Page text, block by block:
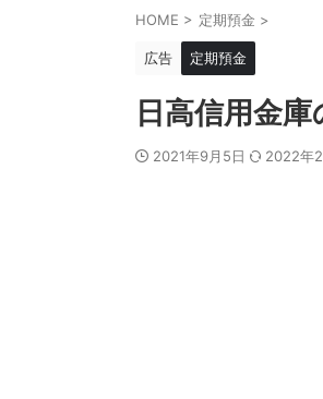
HOME > 定期預金 >
広告 定期預金
日高信用金
2021年9月5日 2022年